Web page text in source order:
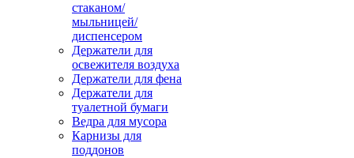
стаканом/
мыльницей/
диспенсером
Держатели для
освежителя воздуха
Держатели для фена
Держатели для
туалетной бумаги
Ведра для мусора
Карнизы для
поддонов